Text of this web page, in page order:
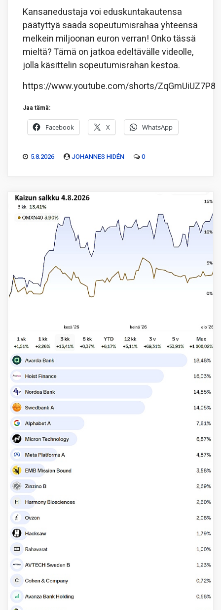
Kansanedustaja voi eduskuntakautensa
päätyttyä saada sopeutumisrahaa yhteensä
melkein miljoonan euron verran! Onko tässä
mieltä? Tämä on jatkoa edeltävälle videolle,
jolla käsittelin sopeutumisrahan kestoa.
https://www.youtube.com/shorts/ZqGmUiUZ7P8
Jaa tämä:
Facebook X WhatsApp
5.8.2026 JOHANNES HIDÉN 0